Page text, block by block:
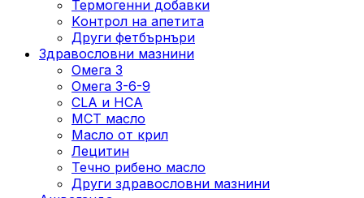
Термогенни добавки
Kонтрол на апетита
Други фетбърнъри
Здравословни мазнини
Омега 3
Омега 3-6-9
CLA и HCA
МСТ масло
Масло от крил
Лецитин
Течно рибено масло
Други здравословни мазнини